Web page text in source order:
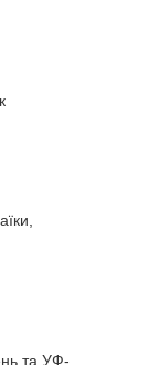
та УФ-